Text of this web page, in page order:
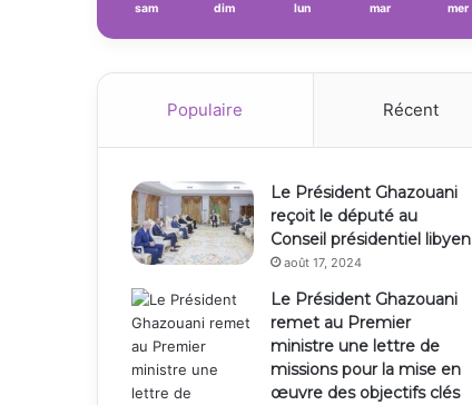
sam dim lun mar mer
Populaire Récent
Le Président Ghazouani
reçoit le député au
Conseil présidentiel libyen
août 17, 2024
Le Président Ghazouani
remet au Premier
ministre une lettre de
missions pour la mise en
œuvre des objectifs clés